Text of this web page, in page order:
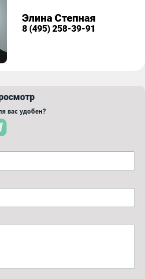
Элина Степная
8 (495) 258-39-91
вас удобен?